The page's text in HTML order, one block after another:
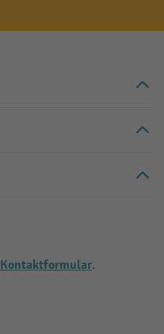
Kontaktformular.